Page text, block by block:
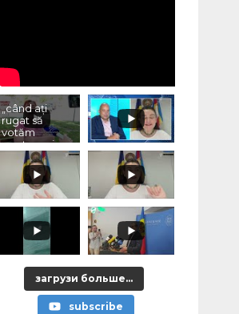
„când ați
rugat să
votăm
pentru voi,
ce ați
promis?"
загрузи больше...
subscribe